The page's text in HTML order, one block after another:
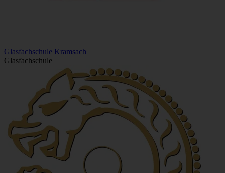
Glasfachschule Kramsach
Glasfachschule